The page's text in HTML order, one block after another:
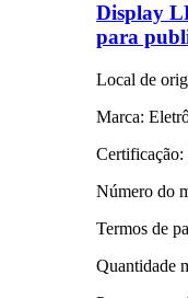
Display
para
Local de
Marca:
Número do
Termos de
Quantidade